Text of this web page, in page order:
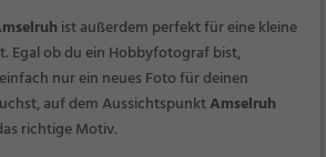
ist außerdem perfekt für eine kleine
Egal ob du ein Hobbyfotograf bist,
nur ein neues Foto für deinen
auf dem AussichtspunktAmselruh
richtige Motiv.